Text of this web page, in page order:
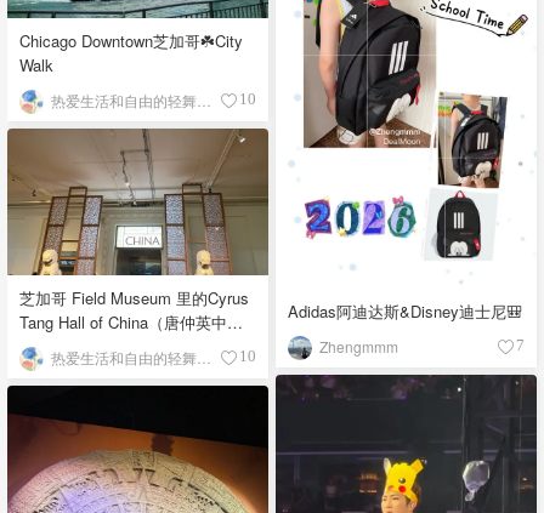
Chicago Downtown芝加哥☘️City
Walk
10
Adidas阿迪达斯&Disney迪士尼🎒
Zhengmmm 7
芝加哥 Field Museum 里的Cyrus
Tang Hall of China（唐仲英中国
馆）
10